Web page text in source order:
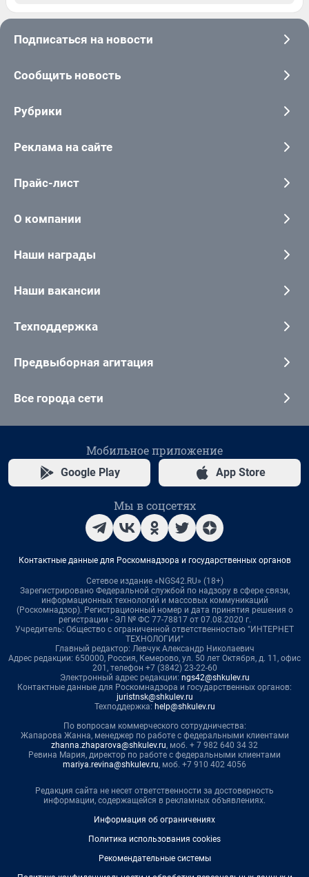
Подписаться на новости
Сообщить новость
Рубрики
Реклама на сайте
Прайс-лист
О компании
Наши награды
Наши вакансии
Техподдержка
Предвыборная агитация
Все города сети
Мобильное приложение
Google Play App Store
Мы в соцсетях
Контактные данные для Роскомнадзора и государственных органов
Сетевое издание «NGS42.RU» (18+)
Зарегистрировано Федеральной службой по надзору в сфере связи,
информационных технологий и массовых коммуникаций
(Роскомнадзор). Регистрационный номер и дата принятия решения о
регистрации - ЭЛ № ФС 77-78817 от 07.08.2020 г.
Учредитель: Общество с ограниченной ответственностью "ИНТЕРНЕТ
ТЕХНОЛОГИИ"
Главный редактор: Левчук Александр Николаевич
Адрес редакции: 650000, Россия, Кемерово, ул. 50 лет Октября, д. 11, офис
201, телефон +7 (3842) 23-22-60
Электронный адрес редакции: ngs42@shkulev.ru
Контактные данные для Роскомнадзора и государственных органов:
juristnsk@shkulev.ru
Техподдержка: help@shkulev.ru
По вопросам коммерческого сотрудничества:
Жапарова Жанна, менеджер по работе с федеральными клиентами
zhanna.zhaparova@shkulev.ru, моб. + 7 982 640 34 32
Ревина Мария, директор по работе с федеральными клиентами
mariya.revina@shkulev.ru, моб. +7 910 402 4056
Редакция сайта не несет ответственности за достоверность
информации, содержащейся в рекламных объявлениях.
Информация об ограничениях
Политика использования cookies
Рекомендательные системы